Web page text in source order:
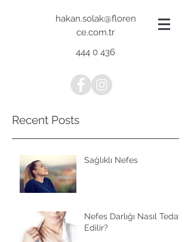
hakan.solak@floren
ce.com.tr
444 0 436
Recent Posts
Sağlıklı Nefes
Nefes Darlığı Nasıl Tedavi
Edilir?